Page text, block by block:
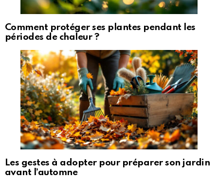
Comment protéger ses plantes pendant les
périodes de chaleur ?
Les gestes à adopter pour préparer son jardin
avant l’automne